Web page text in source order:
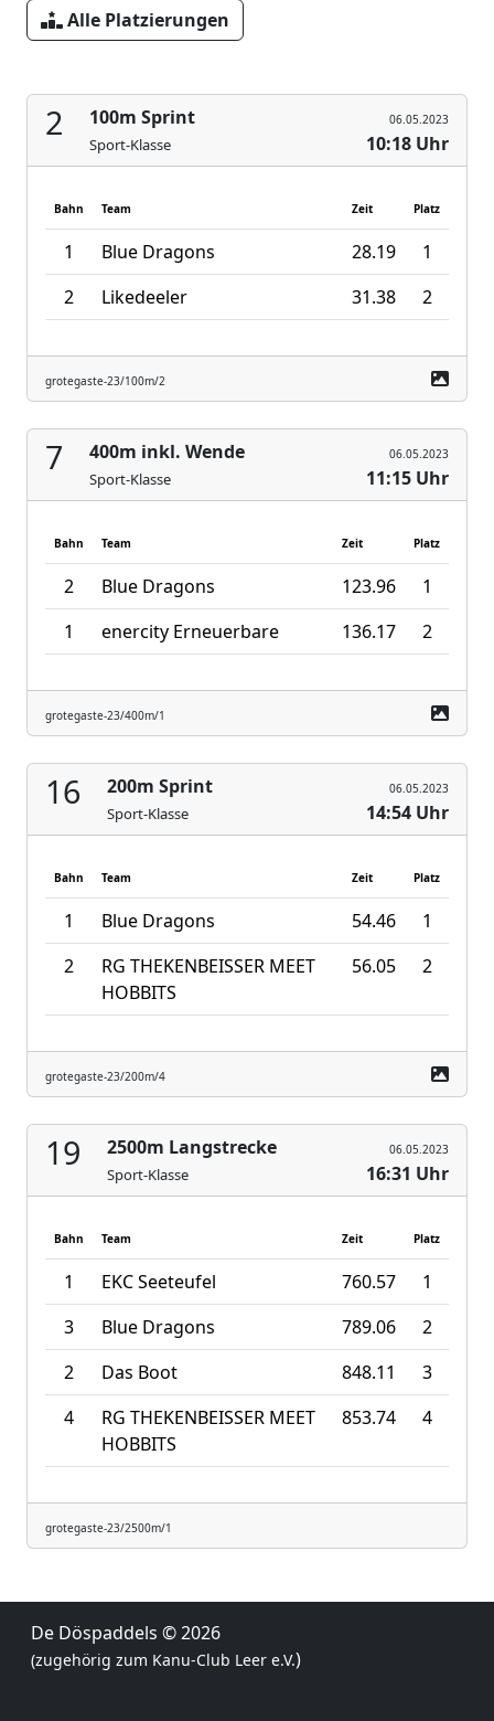
Alle Platzierungen
2 100m Sprint
Sport-Klasse
06.05.2023
10:18 Uhr
Bahn Team Zeit Platz
1 Blue Dragons 28.19
1
2
Likedeeler 31.38 2
grotegaste-23/100m/2
7 400m inkl. Wende
Sport-Klasse
06.05.2023
11:15 Uhr
Bahn Team Zeit Platz
2 Blue Dragons 123.96
1
1
enercity Erneuerbare 136.17 2
grotegaste-23/400m/1
16 200m Sprint
Sport-Klasse
06.05.2023
14:54 Uhr
Bahn Team Zeit Platz
1 Blue Dragons 54.46
1
2
RG THEKENBEISSER MEET
HOBBITS
56.05 2
grotegaste-23/200m/4
19 2500m Langstrecke
Sport-Klasse
06.05.2023
16:31 Uhr
Bahn Team Zeit Platz
1 EKC Seeteufel 760.57
1
3
Blue Dragons 789.06
2
2
Das Boot 848.11
3
4
RG THEKENBEISSER MEET
HOBBITS
853.74 4
grotegaste-23/2500m/1
De Döspaddels © 2026
(zugehörig zum Kanu-Club Leer e.V.)